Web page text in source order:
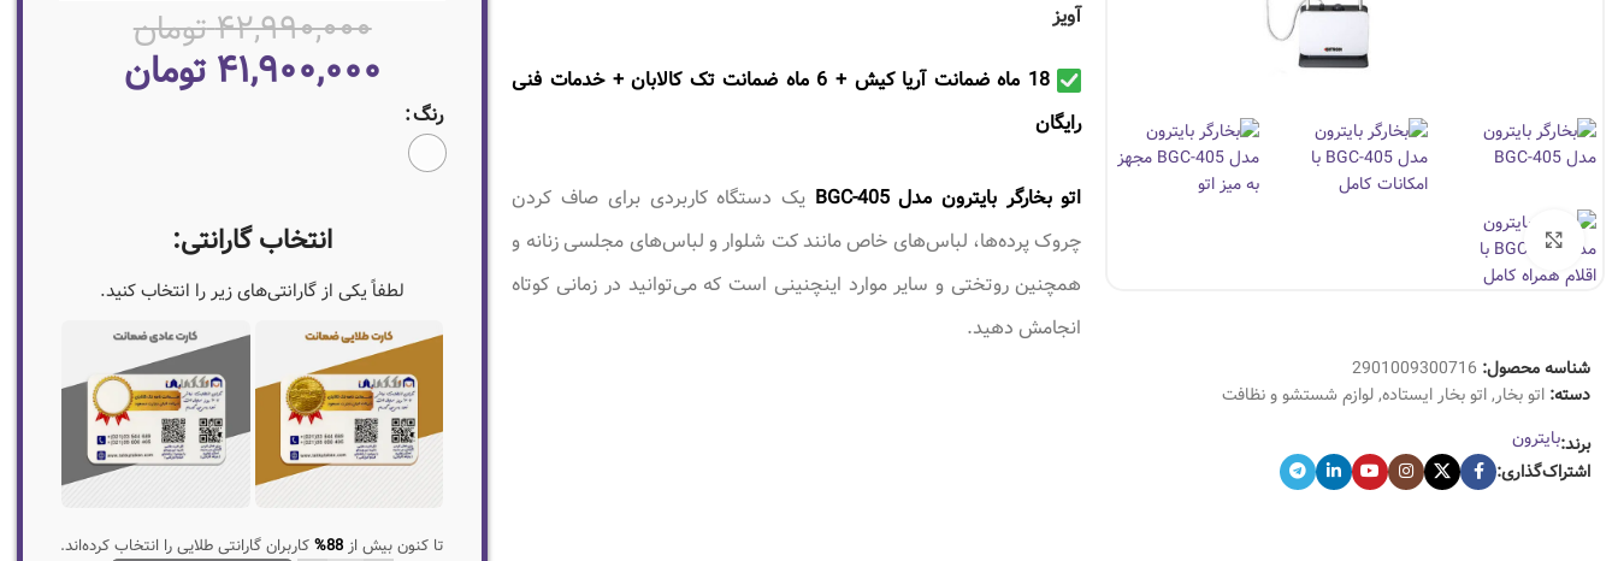
بزرگنمایی تصویر
شناسه محصول: 2901009300716
دسته: اتو بخار,اتو بخار ایستاده,لوازم شستشو و نظافت
برند:بایترون
اشتراک‌گذاری:
آویز
18 ماه ضمانت آریا کیش + 6 ماه ضمانت تک کالابان + خدمات فنی
رايگان
اتو بخارگر بایترون مدل BGC-405
یک دستگاه کاربردی برای صاف کردن
چروک پرده‌ها، لباس‌های خاص مانند کت شلوار و لباس‌های مجلسی زنانه و
همچنین روتختی و سایر موارد اینچنینی است که می‌توانید در زمانی کوتاه
انجامش دهید.
۴۲,۹۹۰,۰۰۰تومان
۴۱,۹۰۰,۰۰۰ تومان
رنگ
انتخاب گارانتی:
لطفاً یکی از گارانتی‌های زیر را انتخاب کنید.
تا کنون بیش از88% کاربران گارانتی طلایی را انتخاب کرده‌اند.